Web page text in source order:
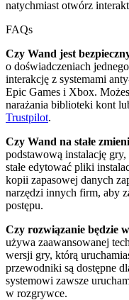
natychmiast otwórz
FAQs
Czy Wand jest
o doświadczeniach
interakcję z systemami
Epic Games i Xbox.
narażania biblioteki kont
Trustpilot.
Czy Wand na stałe
podstawową instalację gry,
stałe edytować pliki
kopii zapasowej danych
narzędzi innych firm, aby
postępu.
Czy rozwiązanie będzie
używa zaawansowanej
wersji gry, którą
przewodniki są dostępne
systemowi zawsze
w rozgrywce.